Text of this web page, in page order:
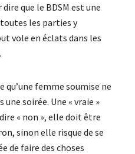
que le BDSM est une
les parties y
vole en éclats dans les
qu’une femme soumise ne
soirée. Une « vraie »
« non », elle doit être
sinon elle risque de se
de faire des choses